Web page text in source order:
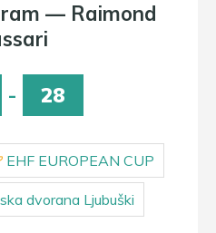
— Raimond
- 28
EHF EUROPEAN CUP
dvorana Ljubuški